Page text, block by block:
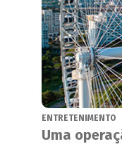
ENTRETENIMENTO
Uma